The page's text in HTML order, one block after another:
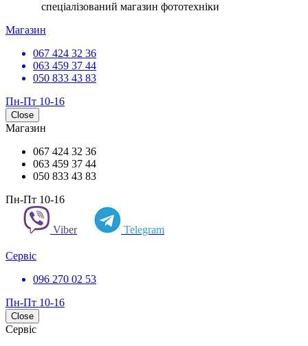
спеціалізований магазин фототехніки
Магазин
067 424 32 36
063 459 37 44
050 833 43 83
Пн-Пт 10-16
Close
Магазин
067 424 32 36
063 459 37 44
050 833 43 83
Пн-Пт 10-16
Viber Telegram
Сервіс
096 270 02 53
Пн-Пт 10-16
Close
Сервіс